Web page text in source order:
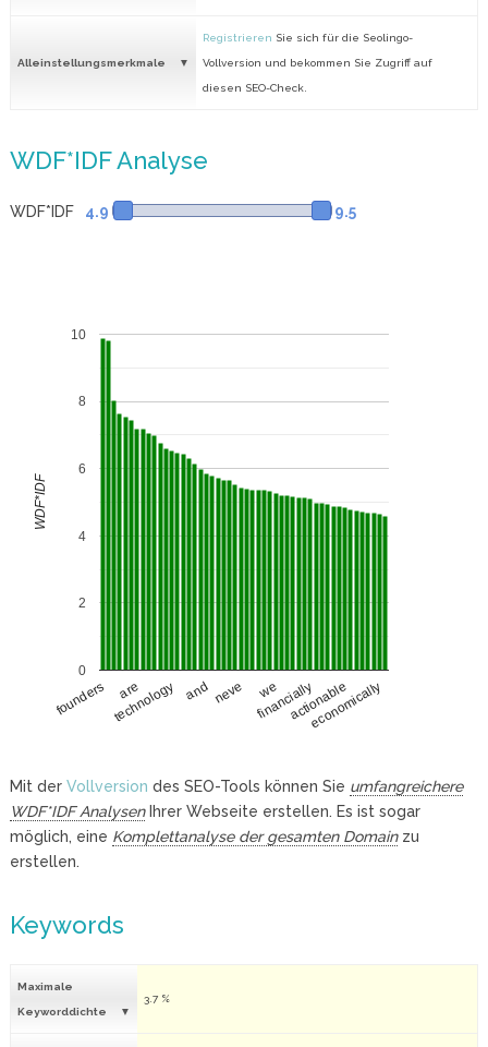
Alleinstellungsmerkmale
Registrieren Sie sich für die Seolingo-
Vollversion und bekommen Sie Zugriff auf
diesen SEO-Check.
WDF*IDF Analyse
WDF*IDF 4.9 9.5
founders are
technology and neve we
financiallyactionable
economically
0
2
4
6
8
10
WDF*IDF
Mit der Vollversion des SEO-Tools können Sie umfangreichere
WDF*IDF AnalysenIhrer Webseite erstellen. Es ist sogar
möglich, eine Komplettanalyse der gesamten Domainzu
erstellen.
Keywords
Maximale
Keyworddichte
3.7 %